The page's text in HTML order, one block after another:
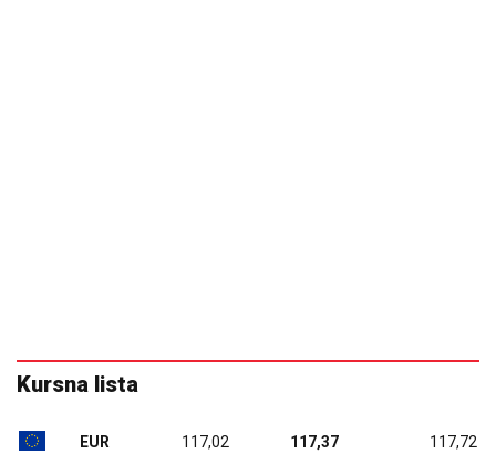
Kursna lista
EUR 117,02 117,37 117,72